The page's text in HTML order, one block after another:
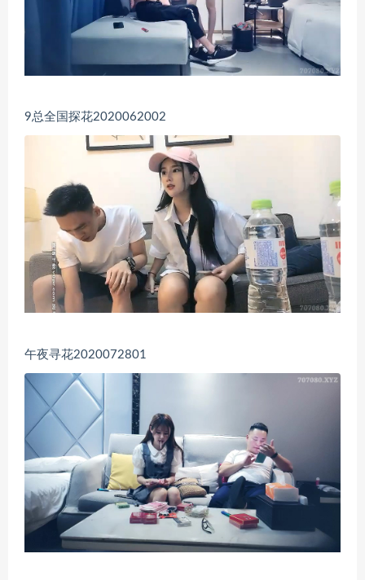
9总全国探花2020062002
午夜寻花2020072801